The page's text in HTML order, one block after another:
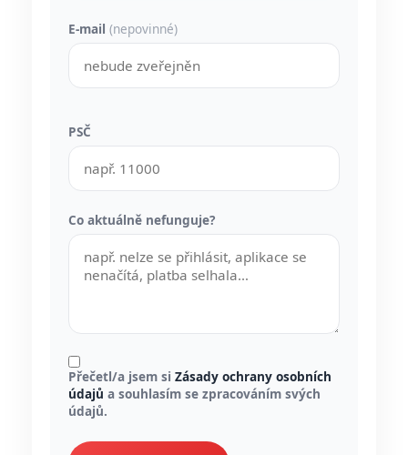
E-mail (nepovinné)
PSČ
Co aktuálně nefunguje?
Přečetl/a jsem si Zásady ochrany osobních
údajů a souhlasím se zpracováním svých
údajů.